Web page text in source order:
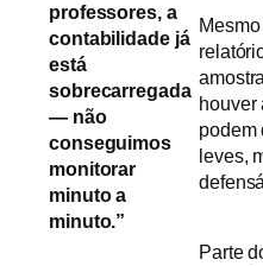
professores, a
contabilidade já
está
sobrecarregada
— não
conseguimos
monitorar
minuto a
minuto.”
houver
podem
leves,
Parte